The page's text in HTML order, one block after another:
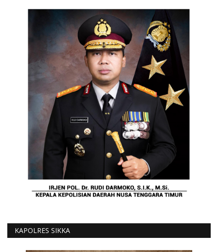
KAPOLRES SIKKA